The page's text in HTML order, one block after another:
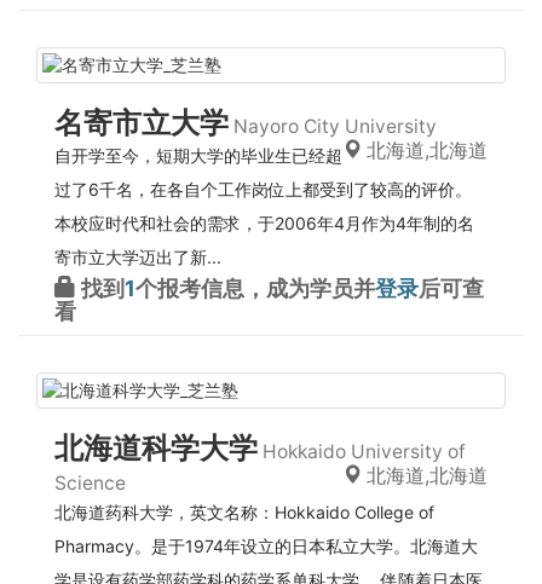
名寄市立大学 Nayoro City University
北海道,北海道
自开学至今，短期大学的毕业生已经超
过了6千名，在各自个工作岗位上都受到了较高的评价。
本校应时代和社会的需求，于2006年4月作为4年制的名
寄市立大学迈出了新...
找到 1个报考信息，成为学员并登录后可查
看
北海道科学大学 Hokkaido University of
Science
北海道,北海道
北海道药科大学，英文名称：Hokkaido College of
Pharmacy。是于1974年设立的日本私立大学。北海道大
学是设有药学部药学科的药学系单科大学。 伴随着日本医